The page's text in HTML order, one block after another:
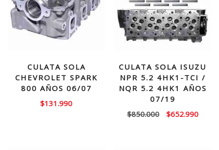
CULATA SOLA
CHEVROLET SPARK
800 AÑOS 06/07
$131.990
CULATA SOLA ISUZU
NPR 5.2 4HK1-TCI /
NQR 5.2 4HK1 AÑOS
07/19
$850.000
El
$652.990El